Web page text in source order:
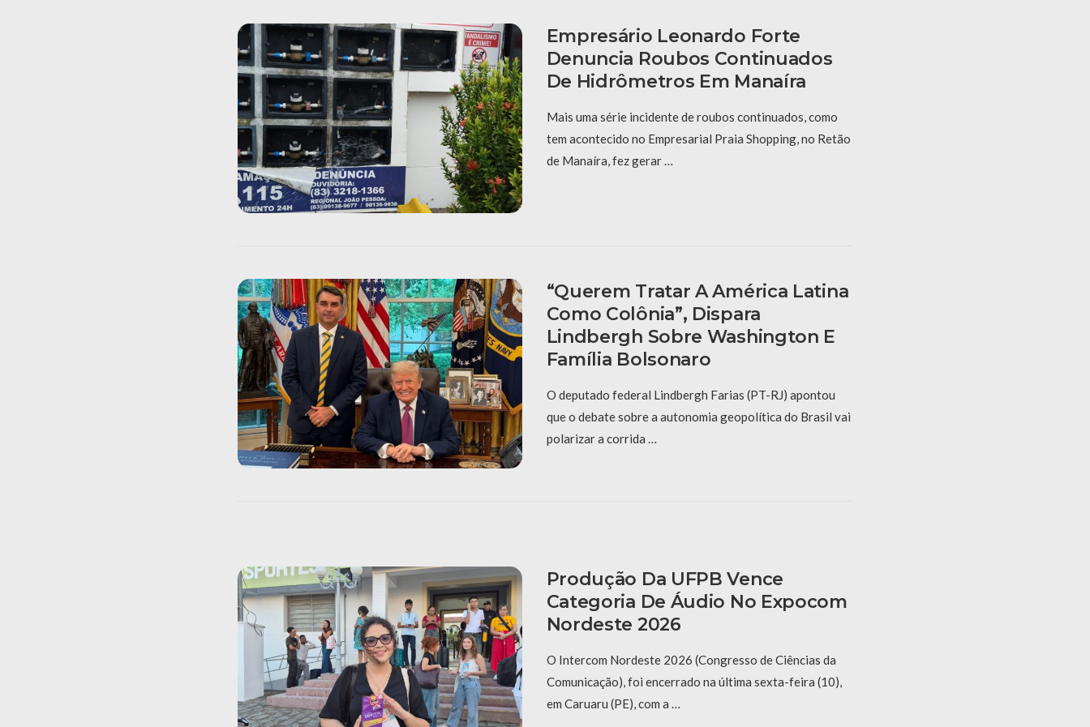
Empresário Leonardo Forte
Denuncia Roubos Continuados
De Hidrômetros Em Manaíra
Mais uma série incidente de roubos continuados, como
tem acontecido no Empresarial Praia Shopping, no Retão
de Manaíra, fez gerar …
“Querem Tratar A América Latina
Como Colônia”, Dispara
Lindbergh Sobre Washington E
Família Bolsonaro
O deputado federal Lindbergh Farias (PT-RJ) apontou
que o debate sobre a autonomia geopolítica do Brasil vai
polarizar a corrida …
Produção Da UFPB Vence
Categoria De Áudio No Expocom
Nordeste 2026
O Intercom Nordeste 2026 (Congresso de Ciências da
Comunicação), foi encerrado na última sexta-feira (10),
em Caruaru (PE), com a …